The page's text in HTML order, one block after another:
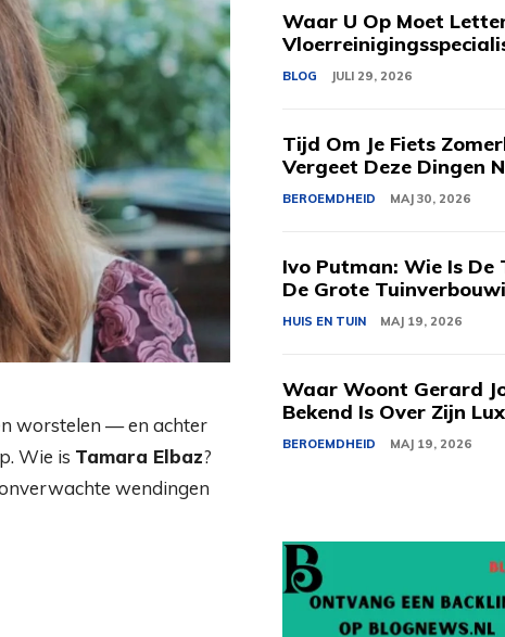
worstelen — en achter
Wie is Tamara Elbaz?
wendingen
Waar U Op Moet
BLOG JULI 29, 2026
Tijd Om Je Fiets
Vergeet Deze Dingen
BEROEMDHEID MAJ 30, 2026
Ivo Putman: Wie Is
De Grote
HUIS EN TUIN MAJ 19, 2026
Waar Woont Gerard
Bekend Is Over Zijn
BEROEMDHEID MAJ 19, 2026